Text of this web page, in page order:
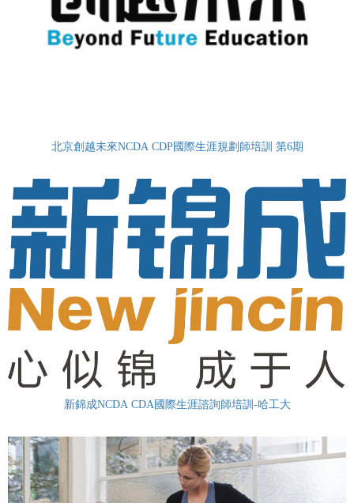
北京創越未來NCDA CDP國際生涯規劃師培訓 第6期
新錦成NCDA CDA國際生涯諮詢師培訓-哈工大